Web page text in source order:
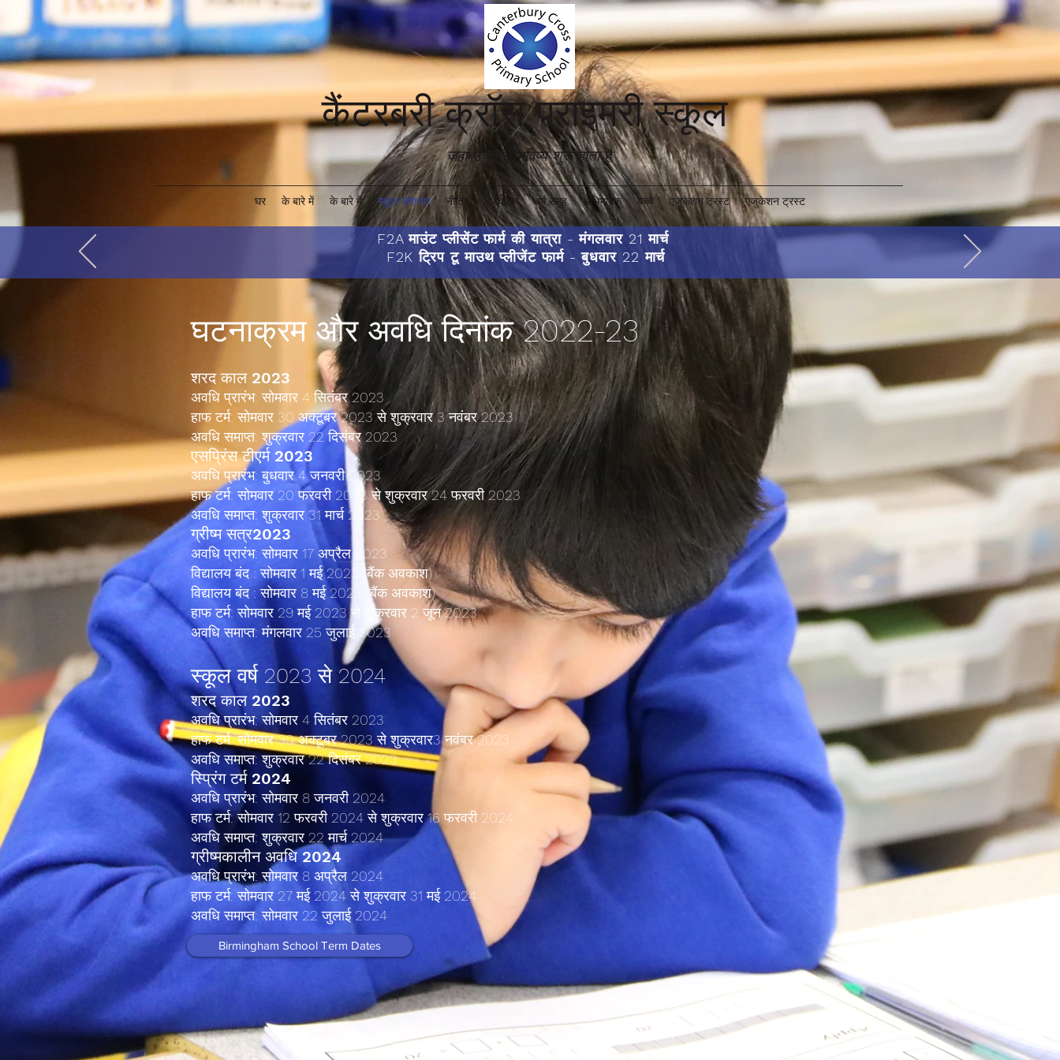
कैंटरबरी क्रॉस प्राइमरी स्कूल
जहां उज्ज्वल भविष्य शुरू होता है'
घर के बारे में के बारे में स्कूल समाचार नीतियों आकलन वर्ष समूह अभिभावक बच्चे एजुकेशन ट्रस्ट एजुकेशन ट्रस्ट
घटनाक्रम और अवधि दिनांक 2022-23
शरद काल 2023
अवधि प्रारंभ: सोमवार 4 सितंबर 2023
हाफ टर्म: सोमवार 30 अक्टूबर 2023 से शुक्रवार 3 नवंबर 2023
अवधि समाप्त: शुक्रवार 22 दिसंबर 2023
एसप्रिंस टीएर्म 2023
अवधि प्रारंभ: बुधवार 4 जनवरी 2023
हाफ टर्म: सोमवार 20 फरवरी 2023 से शुक्रवार 24 फरवरी 2023
अवधि समाप्त: शुक्रवार 31 मार्च 2023
ग्रीष्म सत्र2023
अवधि प्रारंभ: सोमवार 17 अप्रैल 2023
विद्यालय बंद : सोमवार 1 मई 2023 (बैंक अवकाश)
विद्यालय बंद : सोमवार 8 मई 2023 (बैंक अवकाश)
हाफ टर्म: सोमवार 29 मई 2023 से शुक्रवार 2 जून 2023
अवधि समाप्त: मंगलवार 25 जुलाई 2023
स्कूल वर्ष 2023 से 2024
शरद काल 2023
अवधि प्रारंभ: सोमवार 4 सितंबर 2023
हाफ टर्म: सोमवार 30 अक्टूबर 2023 से शुक्रवार3 नवंबर 2023
अवधि समाप्त: शुक्रवार 22 दिसंबर 2023
स्प्रिंग टर्म 2024
अवधि प्रारंभ: सोमवार 8 जनवरी 2024
हाफ टर्म: सोमवार 12 फरवरी 2024 से शुक्रवार 16 फरवरी 2024
अवधि समाप्त: शुक्रवार 22 मार्च 2024
ग्रीष्मकालीन अवधि 2024
अवधि प्रारंभ: सोमवार 8 अप्रैल 2024
हाफ टर्म: सोमवार 27 मई 2024 से शुक्रवार 31 मई 2024
अवधि समाप्त: सोमवार 22 जुलाई 2024
Birmingham School Term Dates
F2A माउंट प्लीसेंट फार्म की यात्रा - मंगलवार 21 मार्च
F2K ट्रिप टू माउथ प्लीजेंट फार्म - बुधवार 22 मार्च